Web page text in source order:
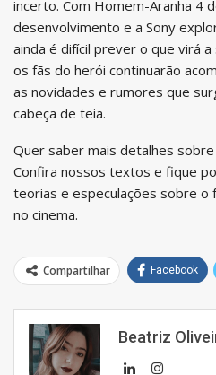
incerto. Com Homem-Aranha 4
desenvolvimento e a Sony
ainda é difícil prever o que virá
os fãs do herói continuarão
as novidades e rumores que
cabeça de teia.
Quer saber mais detalhes
Confira nossos textos e fique
teorias e especulações sobre o
no cinema.
Compartilhar Facebook
Beatriz